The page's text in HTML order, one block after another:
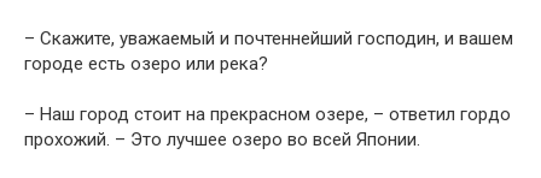
– Скажите, уважаемый и почтеннейший господин, и вашем
городе есть озеро или река?
– Наш город стоит на прекрасном озере, – ответил гордо
прохожий. – Это лучшее озеро во всей Японии.